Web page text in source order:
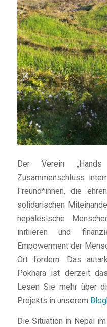
Der Verein
Zusammenschluss
Freund*innen, die
solidarischen
nepalesische
initiieren und
Empowerment der
Ort fördern. Das
Pokhara ist derzeit
Lesen Sie mehr über
Projekts in unserem
Die Situation in Nepal